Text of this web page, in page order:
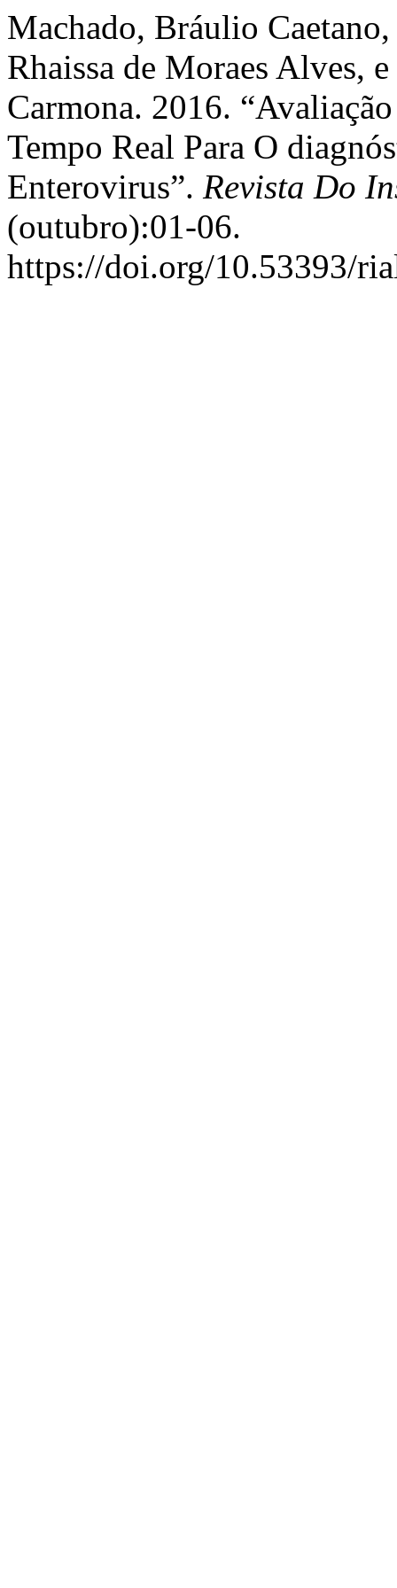
Machado, Bráulio
Rhaissa de Moraes Alves,
Carmona. 2016.
Tempo Real Para O
Enterovirus”. Revista Do
(outubro):01-06.
https://doi.org/10.53393/